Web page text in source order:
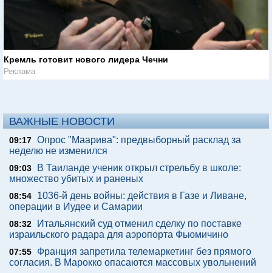
Кремль готовит нового лидера Чечни
Реклама
ВАЖНЫЕ НОВОСТИ
09:17 Опрос "Mаарива": предвыборный расклад за
неделю не изменился
09:03
В Таиланде ученик открыл стрельбу в школе:
множество убитых и раненых
08:54
1036-й день войны: действия в Газе и Ливане,
операции в Иудее и Самарии
08:32
Итальянский суд отменил сделку по поставке
израильского радара для аэропорта Фьюмичино
07:55
Франция запретила телемаркетинг без прямого
согласия. В Марокко опасаются массовых увольнений